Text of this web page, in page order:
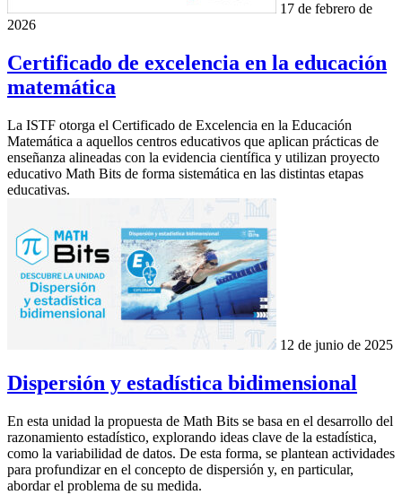
17 de febrero de
2026
Certificado de excelencia en la educación
matemática
La ISTF otorga el Certificado de Excelencia en la Educación
Matemática a aquellos centros educativos que aplican prácticas de
enseñanza alineadas con la evidencia científica y utilizan proyecto
educativo Math Bits de forma sistemática en las distintas etapas
educativas.
12 de junio de 2025
Dispersión y estadística bidimensional
En esta unidad la propuesta de Math Bits se basa en el desarrollo del
razonamiento estadístico, explorando ideas clave de la estadística,
como la variabilidad de datos. De esta forma, se plantean actividades
para profundizar en el concepto de dispersión y, en particular,
abordar el problema de su medida.